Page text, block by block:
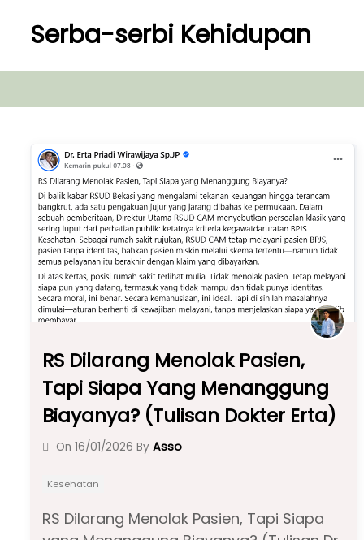
p
Serba-serbi Kehidupan
RS Dilarang Menolak Pasien,
Tapi Siapa Yang Menanggung
Biayanya? (Tulisan Dokter Erta)
On 16/01/2026 By Asso
Kesehatan
RS Dilarang Menolak Pasien, Tapi Siapa